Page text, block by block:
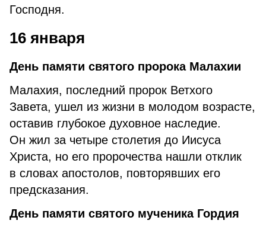
Господня.
16 января
День памяти святого пророка Малахии
Малахия, последний пророк Ветхого
Завета, ушел из жизни в молодом возрасте,
оставив глубокое духовное наследие.
Он жил за четыре столетия до Иисуса
Христа, но его пророчества нашли отклик
в словах апостолов, повторявших его
предсказания.
День памяти святого мученика Гордия